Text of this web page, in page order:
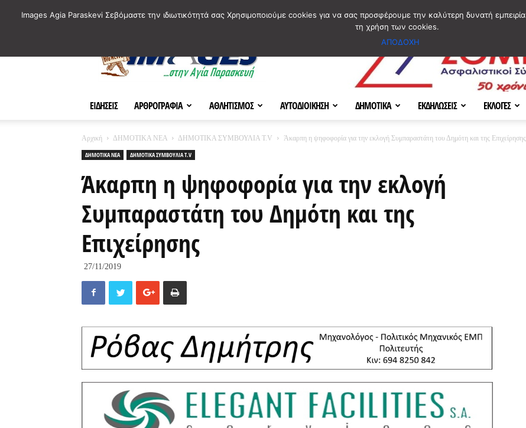
ΕΙΔΗΣΕΙΣ ΑΡΘΡΟΓΡΑΦΙΑ ΑΘΛΗΤΙΣΜΟΣ ΑΥΤΟΔΙΟΙΚΗΣΗ ΔΗΜΟΤΙΚΑ ΕΚΔΗΛΩΣΕΙΣ ΕΚΛΟΓΕΣ
Αρχική ΔΗΜΟΤΙΚΑ ΝΕΑ ΔΗΜΟΤΙΚΑ ΣΥΜΒΟΥΛΙΑ T.V
Άκαρπη η ψηφοφορία για την εκλογή Συμπαραστάτη του Δημότη και της Επιχείρησης
ΔΗΜΟΤΙΚΑ ΝΕΑ
ΔΗΜΟΤΙΚΑ ΣΥΜΒΟΥΛΙΑ T.V
Άκαρπη η ψηφοφορία για την εκλογή
Συμπαραστάτη του Δημότη και της
Επιχείρησης
27/11/2019
Images Agia Paraskevi Σεβόμαστε την ιδιωτικότητά σας Χρησιμοποιούμε cookies για να σας προσφέρουμε την καλύτερη δυνατή
τη χρήση των cookies.
ΑΠΟΔΟΧΗ